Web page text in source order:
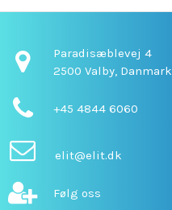
Paradisæblevej 4
2500 Valby, Danmark
+45 4844 6060
elit@elit.dk
Følg oss